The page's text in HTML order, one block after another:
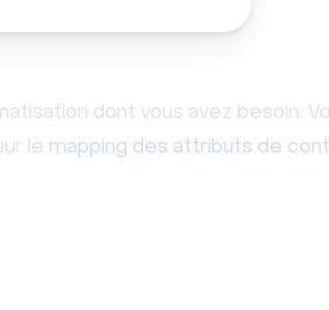
dont vous avez besoin.
le mapping des attributs de